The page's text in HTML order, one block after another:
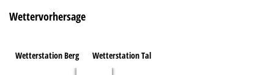
Wettervorhersage
Wetterstation Berg Wetterstation Tal